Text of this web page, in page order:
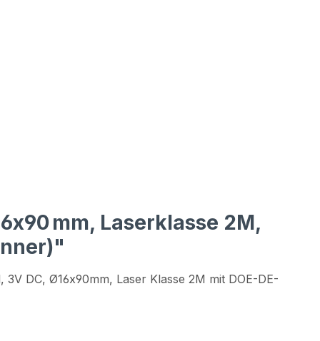
mm, Laserklasse 2M,
DC, Ø16x90mm, Laser Klasse 2M mit DOE-DE-